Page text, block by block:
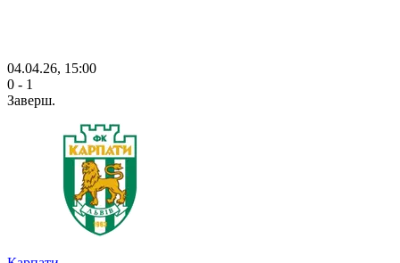
04.04.26, 15:00
0 - 1
Заверш.